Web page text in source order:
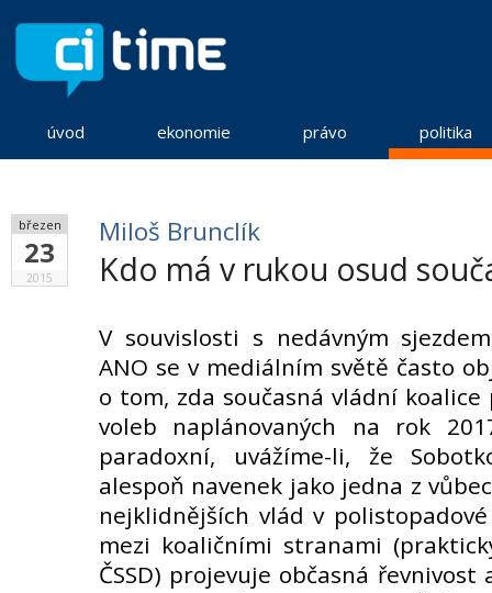
úvod ekonomie právo politika
březen
23
2015
Miloš Brunclík
Kdo má v rukou osud
V souvislosti s nedávným
ANO se v mediálním světě často
o tom, zda současná vládní
voleb naplánovaných na rok
paradoxní, uvážíme-li, že
alespoň navenek jako jedna z
nejklidnějších vlád v
mezi koaličními stranami
ČSSD) projevuje občasná